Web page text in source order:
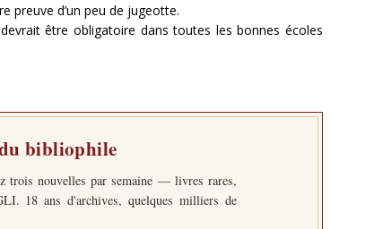
preuve d’un peu de jugeotte.
être obligatoire dans toutes les bonnes écoles
bibliophile
trois nouvelles par semaine — livres rares,
18 ans d'archives, quelques milliers de